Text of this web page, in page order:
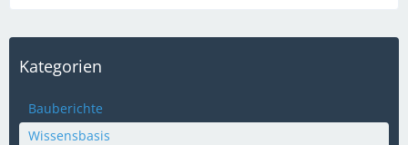
Kategorien
Bauberichte
Wissensbasis